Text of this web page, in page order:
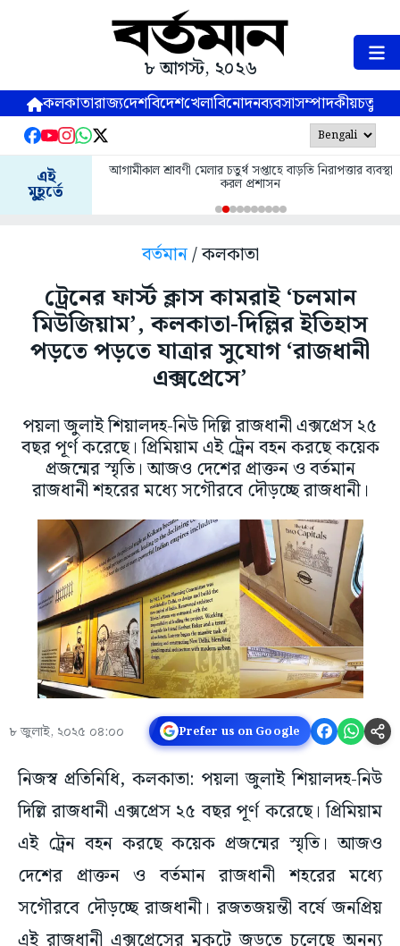
৮ আগস্ট, ২০২৬
কলকাতারাজ্যদেশবিদেশখেলাবিনোদনব্যবসাসম্পাদকীয়
এই
মুহূর্তে
আগামীকাল শ্রাবণী মেলার চতুর্থ সপ্তাহে বাড়তি নিরাপত্তার ব্যবস্থা
করল প্রশাসন
বর্তমান/ কলকাতা
ট্রেনের ফার্স্ট ক্লাস কামরাই ‘চলমান
মিউজিয়াম’, কলকাতা-দিল্লির ইতিহাস
পড়তে পড়তে যাত্রার সুযোগ ‘রাজধানী
এক্সপ্রেসে’
পয়লা জুলাই শিয়ালদহ-নিউ দিল্লি রাজধানী এক্সপ্রেস ২৫
বছর পূর্ণ করেছে। প্রিমিয়াম এই ট্রেন বহন করছে কয়েক
প্রজন্মের স্মৃতি। আজও দেশের প্রাক্তন ও বর্তমান
রাজধানী শহরের মধ্যে সগৌরবে দৌড়চ্ছে রাজধানী।
৮ জুলাই, ২০২৫ ০৪:০০ Prefer us on Google
নিজস্ব প্রতিনিধি, কলকাতা: পয়লা জুলাই শিয়ালদহ-নিউ
দিল্লি রাজধানী এক্সপ্রেস ২৫ বছর পূর্ণ করেছে। প্রিমিয়াম
এই ট্রেন বহন করছে কয়েক প্রজন্মের স্মৃতি। আজও
দেশের প্রাক্তন ও বর্তমান রাজধানী শহরের মধ্যে
সগৌরবে দৌড়চ্ছে রাজধানী। রজতজয়ন্তী বর্ষে জনপ্রিয়